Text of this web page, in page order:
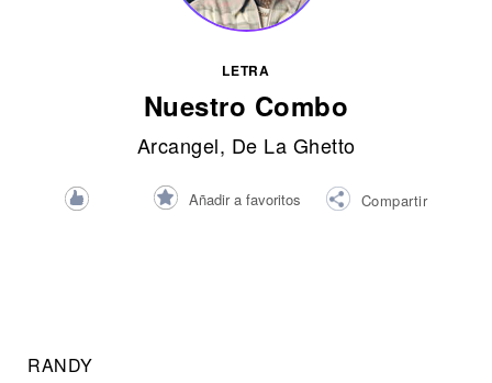
LETRA
Nuestro Combo
Arcangel, De La Ghetto
Añadir a favoritos Compartir
RANDY